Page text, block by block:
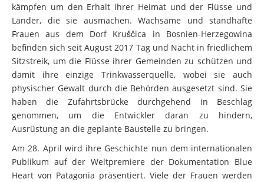
kämpfen um den Erhalt ihrer Heimat und der Flüsse und
Länder, die sie ausmachen. Wachsame und standhafte
Frauen aus dem Dorf Kruščica in Bosnien-Herzegowina
befinden sich seit August 2017 Tag und Nacht in friedlichem
Sitzstreik, um die Flüsse ihrer Gemeinden zu schützen und
damit ihre einzige Trinkwasserquelle, wobei sie auch
physischer Gewalt durch die Behörden ausgesetzt sind. Sie
haben die Zufahrtsbrücke durchgehend in Beschlag
genommen, um die Entwickler daran zu hindern,
Ausrüstung an die geplante Baustelle zu bringen.
Am 28. April wird ihre Geschichte nun dem internationalen
Publikum auf der Weltpremiere der Dokumentation Blue
Heart von Patagonia präsentiert. Viele der Frauen werden